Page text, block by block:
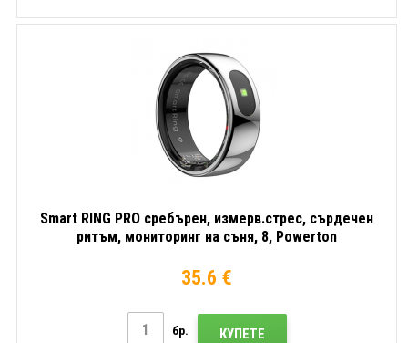
Smart RING PRO сребърен, измерв.стрес, сърдечен
ритъм, мониторинг на съня, 8, Powerton
35.6 €
бр. КУПЕТЕ